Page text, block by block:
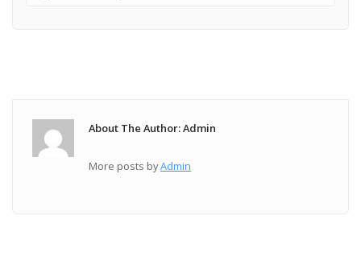
About The Author: Admin
More posts byAdmin